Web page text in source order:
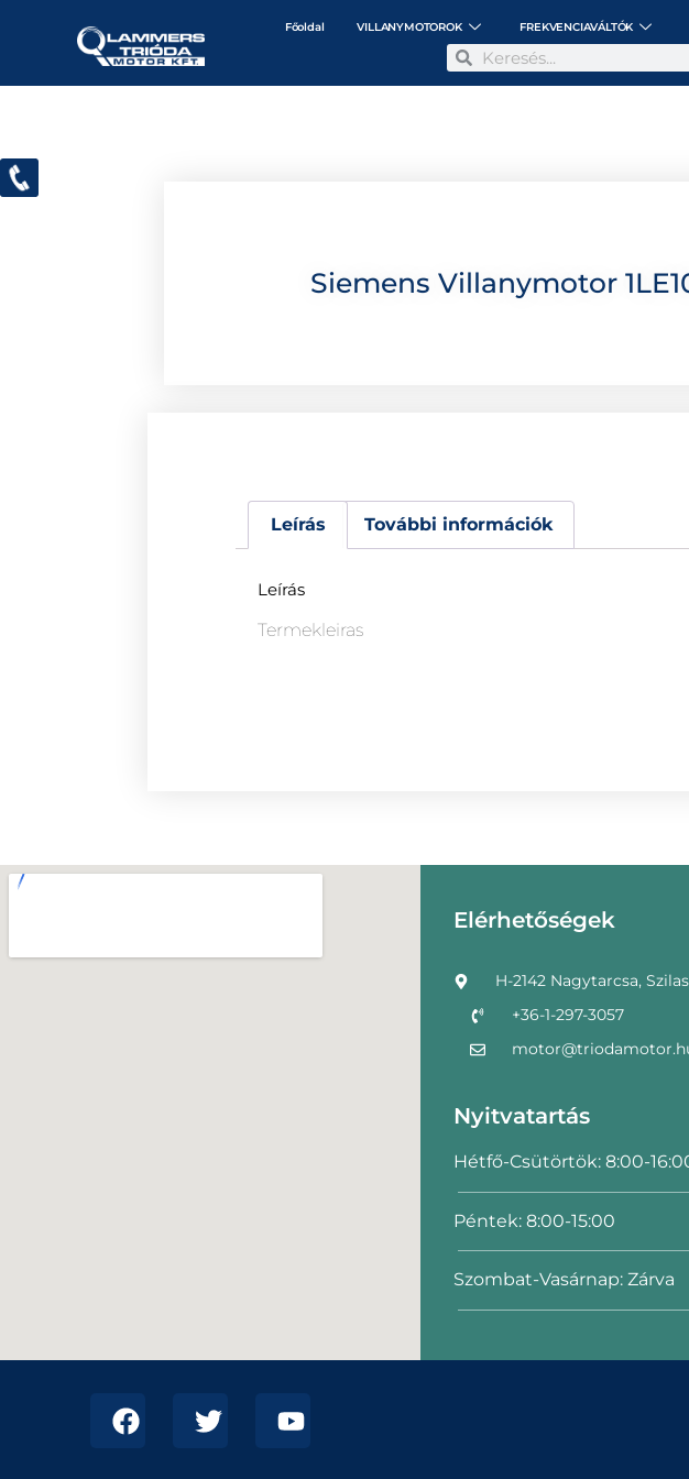
Főoldal VILLANYMOTOROK FREKVENCIAVÁLTÓK
Siemens Villanymotor
Leírás További információk
Leírás
Termekleiras
Elérhetőségek
H-2142 Nagytarcsa,
+36-1-297-3057
Nyitvatartás
Hétfő-Csütörtök: 8:00-
Péntek: 8:00-15:00
Szombat-Vasárnap: Zárva